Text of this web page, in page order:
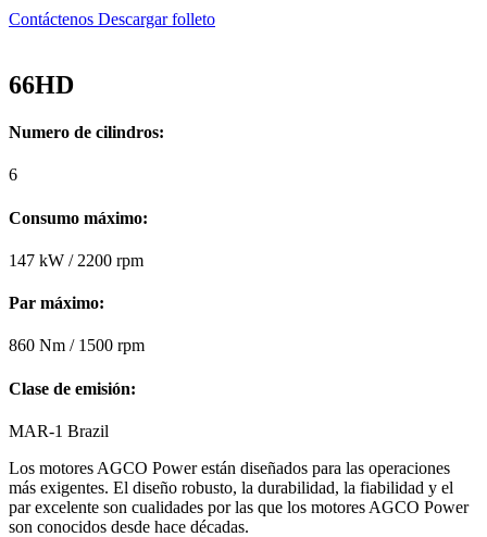
Contáctenos Descargar folleto
66HD
Numero de cilindros:
6
Consumo máximo:
147 kW / 2200 rpm
Par máximo:
860 Nm / 1500 rpm
Clase de emisión:
MAR-1 Brazil
Los motores AGCO Power están diseñados para las operaciones
más exigentes. El diseño robusto, la durabilidad, la fiabilidad y el
par excelente son cualidades por las que los motores AGCO Power
son conocidos desde hace décadas.